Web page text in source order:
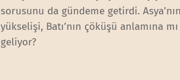
sorusunu da gündeme getirdi. Asya’nın
yükselişi, Batı’nın çöküşü anlamına mı
geliyor?